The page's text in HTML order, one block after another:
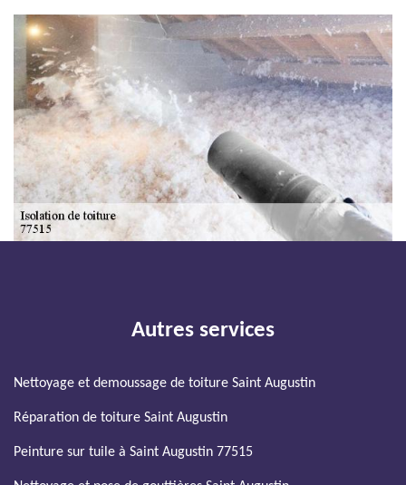
Autres services
Nettoyage et demoussage de toiture Saint Augustin
Réparation de toiture Saint Augustin
Peinture sur tuile à Saint Augustin 77515